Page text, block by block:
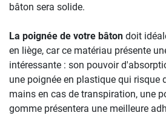
bâton sera solide.
La poignée de votre bâton doit
en liège, car ce matériau présente
intéressante : son pouvoir
une poignée en plastique qui risque
mains en cas de transpiration, une
gomme présentera une meilleure